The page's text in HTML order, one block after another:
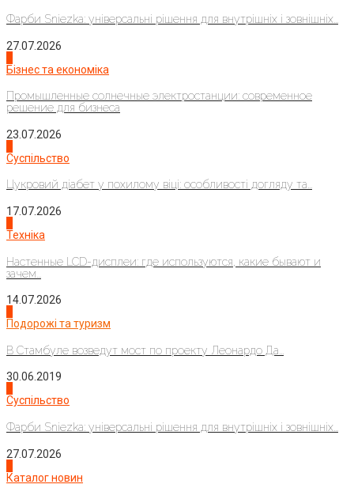
Фарби Sniezka: універсальні рішення для внутрішніх і зовнішніх...
27.07.2026
Бізнес та економіка
Промышленные солнечные электростанции: современное
решение для бизнеса
23.07.2026
Суспільство
Цукровий діабет у похилому віці: особливості догляду та...
17.07.2026
Техніка
Настенные LCD-дисплеи: где используются, какие бывают и
зачем...
14.07.2026
Подорожі та туризм
В Стамбуле возведут мост по проекту Леонардо Да...
30.06.2019
Суспільство
Фарби Sniezka: універсальні рішення для внутрішніх і зовнішніх...
27.07.2026
Каталог новин